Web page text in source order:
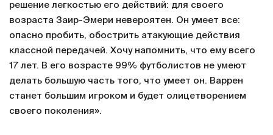
решение легкостью его действий: для своего
возраста Заир-Эмери невероятен. Он умеет все:
опасно пробить, обострить атакующие действия
классной передачей. Хочу напомнить, что ему всего
17 лет. В его возрасте 99% футболистов не умеют
делать большую часть того, что умеет он. Варрен
станет большим игроком и будет олицетворением
своего поколения».